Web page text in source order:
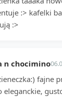
:> kafelki
:>
n chocimino
fajne
eleganckie,